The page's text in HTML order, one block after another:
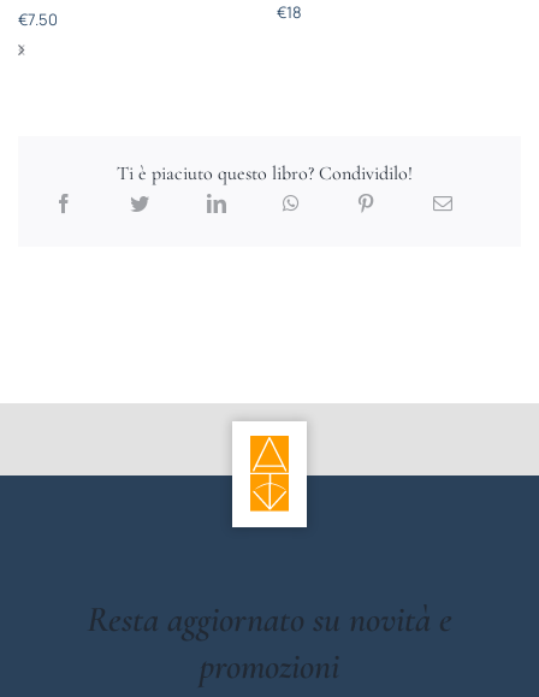
€7.50 €18
Ti è piaciuto questo libro? Condividilo!
Resta aggiornato su novità e
promozioni